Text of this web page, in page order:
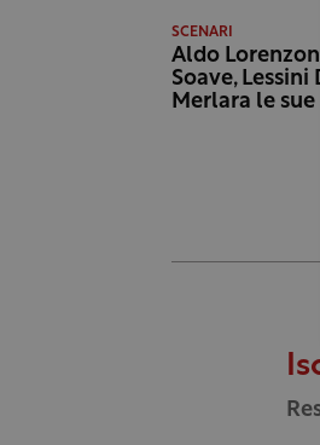
SCENARI
Aldo
Soave, Lessini
Merlara le sue